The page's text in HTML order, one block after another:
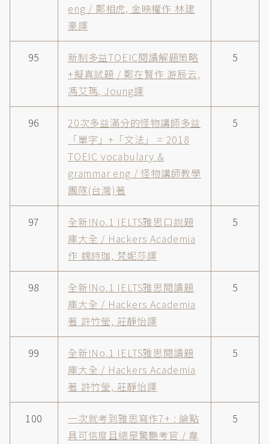
eng / 鄭相虎, 金映權作 林建
豪譯
95
新制多益TOEIC閱讀解題策略
+擬真試題 / 鄭在賢作 游辰云,
馮艾瑪, Joung譯
5
96
20次多益滿分的怪物講師多益
「單字」+「文法」 = 2018
TOEIC vocabulary &
grammar eng / 怪物講師教學
團隊(台灣)著
5
97
全新!No.1 IELTS雅思口說題
庫大全 / Hackers Academia
作 魏詩珈, 梵妮莎譯
5
98
全新!No.1 IELTS雅思閱讀題
庫大全 / Hackers Academia
著 許竹瑩, 莊靜怡譯
5
99
全新!No.1 IELTS雅思閱讀題
庫大全 / Hackers Academia
著 許竹瑩, 莊靜怡譯
5
100
一次就考到雅思寫作7+ : 論點
具可信度且總是驚艷考官 / 韋
5